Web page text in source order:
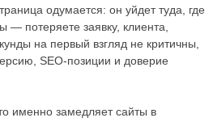
одумается: он уйдет туда, где
— потеряете заявку, клиента,
на первый взгляд не критичны,
SEO-позиции и доверие
именно замедляет сайты в